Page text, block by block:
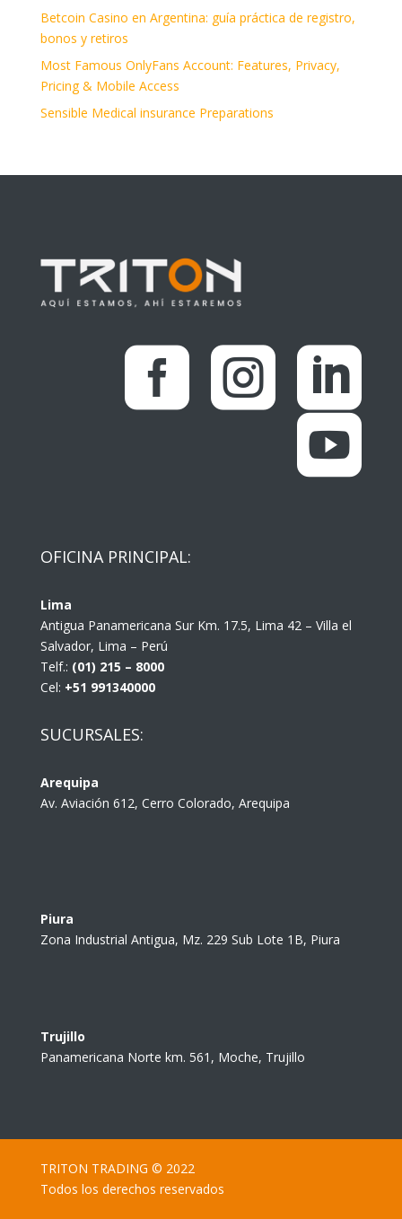
Betcoin Casino en Argentina: guía práctica de registro,
bonos y retiros
Most Famous OnlyFans Account: Features, Privacy,
Pricing & Mobile Access
Sensible Medical insurance Preparations
  

OFICINA PRINCIPAL:
Lima
Antigua Panamericana Sur Km. 17.5, Lima 42 – Villa el
Salvador, Lima – Perú
Telf.: (01) 215 – 8000
Cel: +51 991340000
SUCURSALES:
Arequipa
Av. Aviación 612, Cerro Colorado, Arequipa
Piura
Zona Industrial Antigua, Mz. 229 Sub Lote 1B, Piura
Trujillo
Panamericana Norte km. 561, Moche, Trujillo
TRITON TRADING © 2022
Todos los derechos reservados